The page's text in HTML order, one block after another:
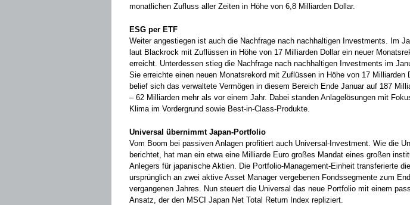
monatlichen Zufluss aller Zeiten in Höhe von 6,8 Milliarden Dollar.
ESG per ETF
Weiter angestiegen ist auch die Nachfrage nach nachhaltigen Investments. Im
laut Blackrock mit Zuflüssen in Höhe von 17 Milliarden Dollar ein neuer
erreicht. Unterdessen stieg die Nachfrage nach nachhaltigen Investments im
Sie erreichte einen neuen Monatsrekord mit Zuflüssen in Höhe von 17 Milliarden
belief sich das verwaltete Vermögen in diesem Bereich Ende Januar auf 187
– 62 Milliarden mehr als vor einem Jahr. Dabei standen Anlagelösungen mit
Klima im Vordergrund sowie Best-in-Class-Produkte.
Universal übernimmt Japan-Portfolio
Vom Boom bei passiven Anlagen profitiert auch Universal-Investment. Wie die
berichtet, hat man ein etwa eine Milliarde Euro großes Mandat eines großen
Anlegers für japanische Aktien. Die Portfolio-Management-Einheit transferierte die
ursprünglich an zwei aktive Asset Manager vergebenen Fondssegmente zum
vergangenen Jahres. Nun steuert die Universal das neue Portfolio mit einem
Ansatz, der den MSCI Japan Net Total Return Index repliziert.